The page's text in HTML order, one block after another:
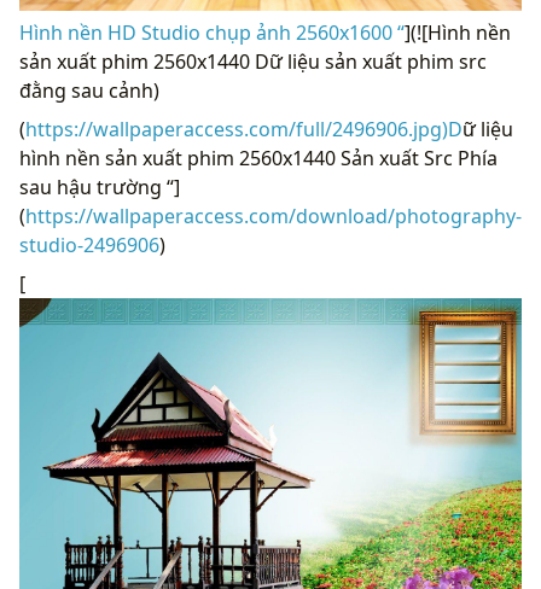
Hình nền HD Studio chụp ảnh 2560x1600 “](![Hình nền
sản xuất phim 2560x1440 Dữ liệu sản xuất phim src
đằng sau cảnh)
(https://wallpaperaccess.com/full/2496906.jpg)Dữ liệu
hình nền sản xuất phim 2560x1440 Sản xuất Src Phía
sau hậu trường “]
(https://wallpaperaccess.com/download/photography-
studio-2496906)
[